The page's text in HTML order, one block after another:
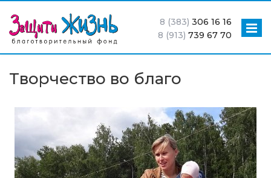
8 (383) 306 16 16
8 (913) 739 67 70
Творчество во благо